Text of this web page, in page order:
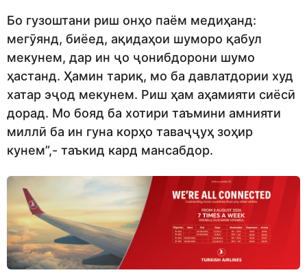
Бо гузоштани риш онҳо паём медиҳанд:
мегӯянд, биёед, ақидаҳои шуморо қабул
мекунем, дар ин ҷо ҷонибдорони шумо
ҳастанд. Ҳамин тариқ, мо ба давлатдории худ
хатар эҷод мекунем. Риш ҳам аҳамияти сиёсӣ
дорад. Мо бояд ба хотири таъмини амнияти
миллӣ ба ин гуна корҳо таваҷҷуҳ зоҳир
кунем”,- таъкид кард мансабдор.